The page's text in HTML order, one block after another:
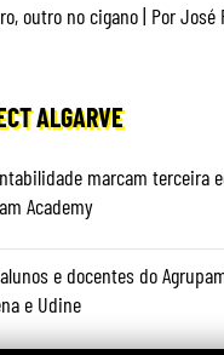
outro no cigano | Por José
ALGARVE
marcam terceira
Academy
e docentes do
e Udine